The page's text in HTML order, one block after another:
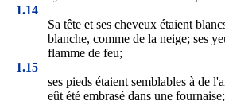
1.14
Sa tête et ses cheveux étaient
blanche, comme de la neige; ses
flamme de feu;
1.15
ses pieds étaient semblables à de
eût été embrasé dans une